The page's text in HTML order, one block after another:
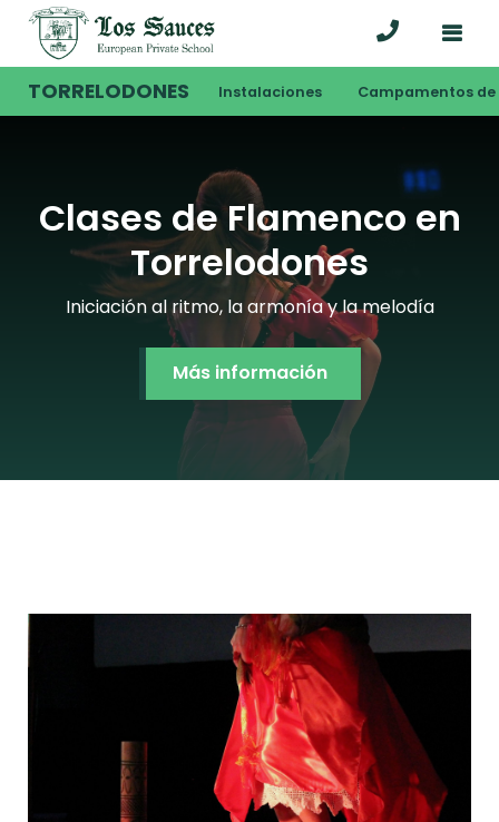
TORRELODONES Instalaciones Campamentos de
Clases de Flamenco en
Torrelodones
Iniciación al ritmo, la armonía y la melodía
Más información